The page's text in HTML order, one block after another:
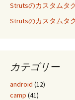
Strutsのカスタムタ
Strutsのカスタムタ
カテゴリー
android (12)
camp (41)